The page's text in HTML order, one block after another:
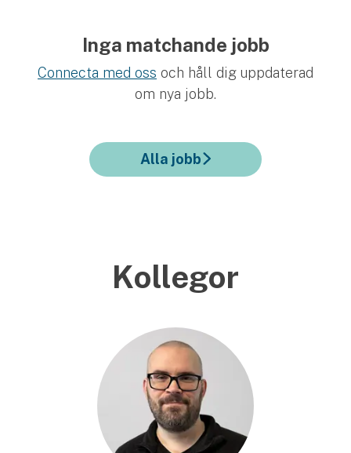
Inga matchande jobb
Connecta med oss och håll dig uppdaterad
om nya jobb.
Alla jobb
Kollegor